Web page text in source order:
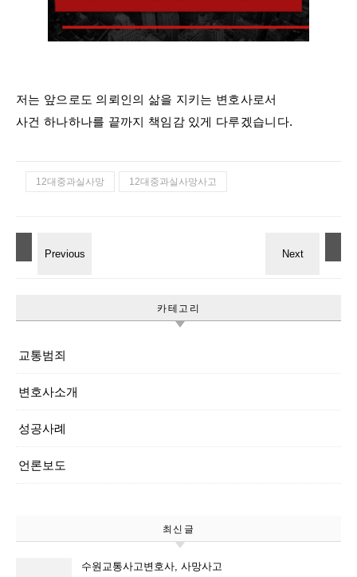
저는 앞으로도 의뢰인의 삶을 지키는 변호사로서
사건 하나하나를 끝까지 책임감 있게 다루겠습니다.
12대중과실사망 12대중과실사망사고
카테고리
교통범죄
변호사소개
성공사례
언론보도
최신글
수원교통사고변호사, 사망사고